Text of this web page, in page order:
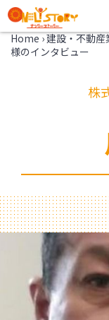
Home ›建設・不動産
様のインタビュー
株